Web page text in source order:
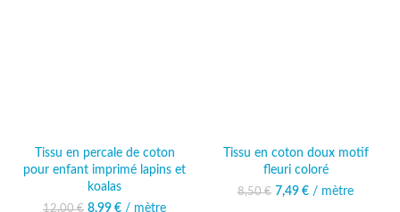
Tissu en percale de coton
pour enfant imprimé lapins et
koalas
12,00€ Le prix initial était :
8,99 € Le prix actuel
/ mètre
Tissu en coton doux motif
fleuri coloré
8,50€
Le prix initial était :
7,49 € Le prix actuel
/ mètre